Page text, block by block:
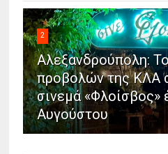
2
Αλεξανδρούπολη:
προβολών της ΚΛΑ
σινεμά «Φλοίσβος»
Αυγούστου